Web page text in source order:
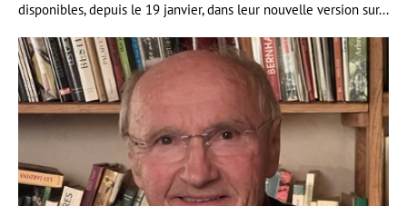
disponibles, depuis le 19 janvier, dans leur nouvelle version sur...